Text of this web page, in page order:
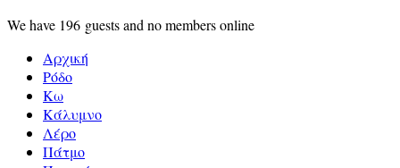
We have 196 guests and no members online
Αρχική
Ρόδο
Κω
Κάλυμνο
Λέρο
Πάτμο